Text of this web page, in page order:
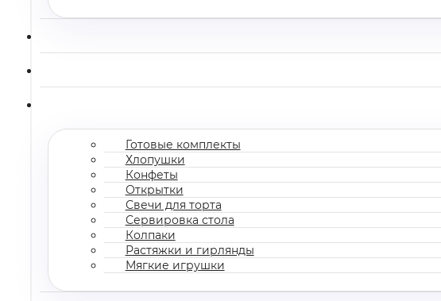
Все мультгерои
Готовые комплекты
Хлопушки
Конфеты
Открытки
Свечи для торта
Сервировка стола
Колпаки
Растяжки и гирлянды
Мягкие игрушки